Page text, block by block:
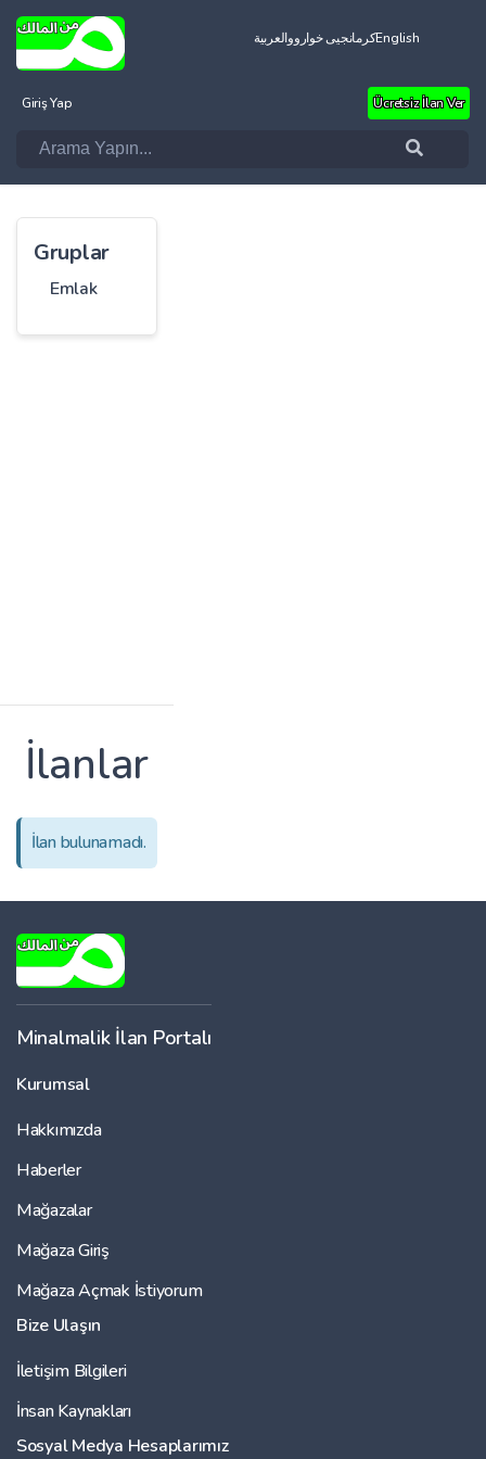
العربيةکرمانجیی خوارووEnglish
Giriş Yap Ücretsiz İlan Ver
Gruplar
Emlak
İlanlar
İlan bulunamadı.
Minalmalik İlan Portalı
Kurumsal
Hakkımızda
Haberler
Mağazalar
Mağaza Giriş
Mağaza Açmak İstiyorum
Bize Ulaşın
İletişim Bilgileri
İnsan Kaynakları
Sosyal Medya Hesaplarımız